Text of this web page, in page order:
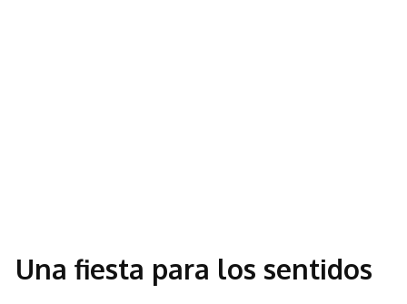
Una fiesta para los sentidos